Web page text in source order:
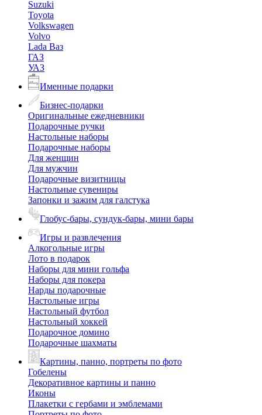
Suzuki
Toyota
Volkswagen
Volvo
Lada Ваз
ГАЗ
УАЗ
Именные подарки
Бизнес-подарки
Оригинальные ежедневники
Подарочные ручки
Настольные наборы
Подарочные наборы
Для женщин
Для мужчин
Подарочные визитницы
Настольные сувениры
Запонки и зажим для галстука
Глобус-бары, сундук-бары, мини бары
Игры и развлечения
Алкогольные игры
Лото в подарок
Наборы для мини гольфа
Наборы для покера
Нарды подарочные
Настольные игры
Настольный футбол
Настольный хоккей
Подарочное домино
Подарочные шахматы
Картины, панно, портреты по фото
Гобелены
Декоративное картины и панно
Иконы
Плакетки с гербами и эмблемами